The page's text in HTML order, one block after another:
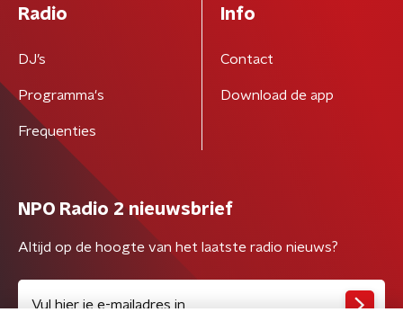
Radio
DJ’s
Programma's
Frequenties
Info
Contact
Download de app
NPO Radio 2 nieuwsbrief
Altijd op de hoogte van het laatste radio nieuws?